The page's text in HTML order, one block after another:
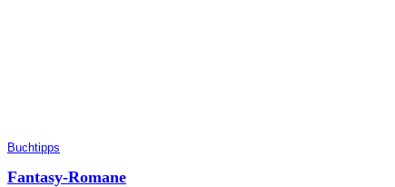
Buchtipps
Fantasy-Romane